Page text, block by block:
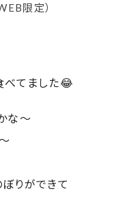
限定）
べてました😂
な〜
りができて